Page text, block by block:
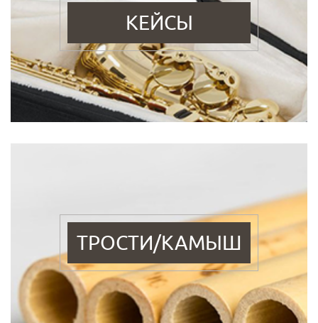
КЕЙСЫ
ТРОСТИ/КАМЫШ